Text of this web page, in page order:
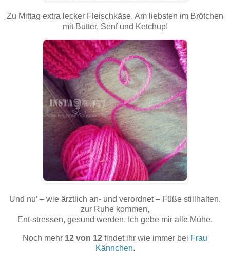
Zu Mittag extra lecker Fleischkäse. Am liebsten im Brötchen
mit Butter, Senf und Ketchup!
Und nu’ – wie ärztlich an- und verordnet – Füße stillhalten,
zur Ruhe kommen,
Ent-stressen, gesund werden. Ich gebe mir alle Mühe.
Noch mehr 12 von 12 findet ihr wie immer bei Frau
Kännchen.